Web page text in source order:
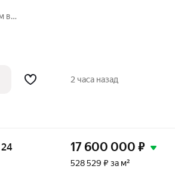
в
2 часа назад
24 17 600 000 ₽
528 529 ₽ за м²